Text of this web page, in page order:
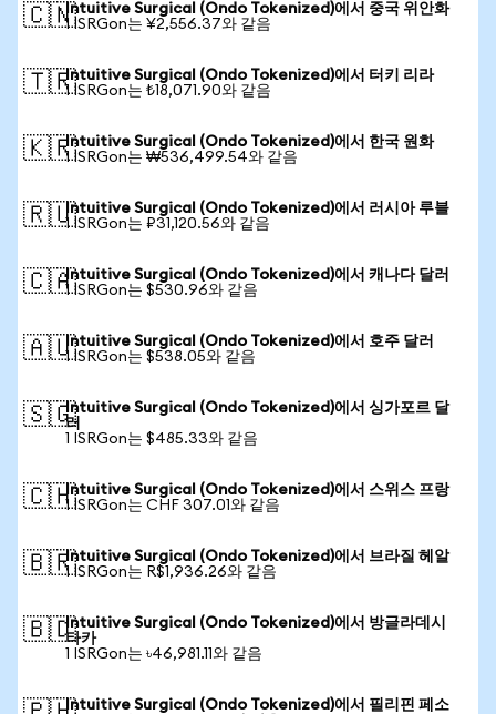
🇨🇳Intuitive Surgical (Ondo Tokenized)에서 중국 위안화
1 ISRGon는 ¥2,556.37와 같음
🇹🇷Intuitive Surgical (Ondo Tokenized)에서 터키 리라
1 ISRGon는 ₺18,071.90와 같음
🇰🇷Intuitive Surgical (Ondo Tokenized)에서 한국 원화
1 ISRGon는 ₩536,499.54와 같음
🇷🇺Intuitive Surgical (Ondo Tokenized)에서 러시아 루블
1 ISRGon는 ₽31,120.56와 같음
🇨🇦Intuitive Surgical (Ondo Tokenized)에서 캐나다 달러
1 ISRGon는 $530.96와 같음
🇦🇺Intuitive Surgical (Ondo Tokenized)에서 호주 달러
1 ISRGon는 $538.05와 같음
🇸🇬Intuitive Surgical (Ondo Tokenized)에서 싱가포르 달
러
1 ISRGon는 $485.33와 같음
🇨🇭Intuitive Surgical (Ondo Tokenized)에서 스위스 프랑
1 ISRGon는 CHF 307.01와 같음
🇧🇷Intuitive Surgical (Ondo Tokenized)에서 브라질 헤알
1 ISRGon는 R$1,936.26와 같음
🇧🇩Intuitive Surgical (Ondo Tokenized)에서 방글라데시
타카
1 ISRGon는 ৳46,981.11와 같음
Intuitive Surgical (Ondo Tokenized)에서 필리핀 페소